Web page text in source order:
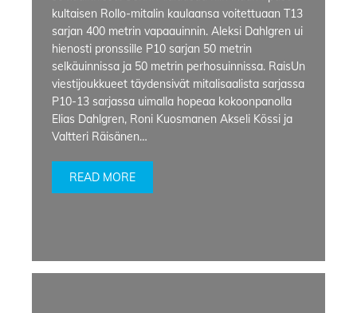
kultaisen Rollo-mitalin kaulaansa voitettuaan T13
sarjan 400 metrin vapaauinnin. Aleksi Dahlgren ui
hienosti pronssille P10 sarjan 50 metrin
selkäuinnissa ja 50 metrin perhosuinnissa. RaisUn
viestijoukkueet täydensivät mitalisaalista sarjassa
P10-13 sarjassa uimalla hopeaa kokoonpanolla
Elias Dahlgren, Roni Kuosmanen Akseli Kössi ja
Valtteri Räisänen…
READ MORE